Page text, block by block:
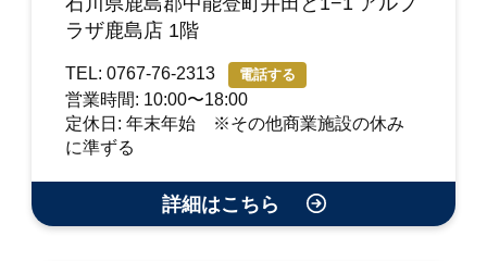
ラザ鹿島店 1階
TEL: 0767-76-2313 電話する
営業時間: 10:00〜18:00
定休日: 年末年始 ※その他商業施設の休み
に準ずる
詳細はこちら